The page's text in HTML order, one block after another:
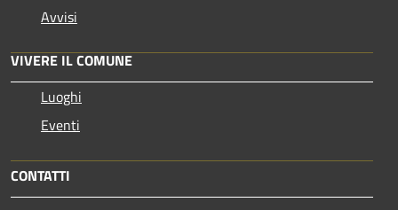
Avvisi
VIVERE IL COMUNE
Luoghi
Eventi
CONTATTI